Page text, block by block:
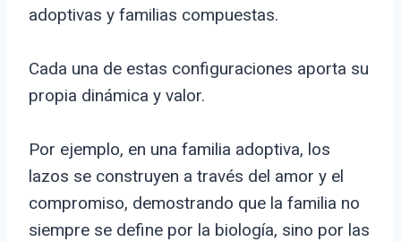
adoptivas y familias compuestas.
Cada una de estas configuraciones aporta su
propia dinámica y valor.
Por ejemplo, en una familia adoptiva, los
lazos se construyen a través del amor y el
compromiso, demostrando que la familia no
siempre se define por la biología, sino por las